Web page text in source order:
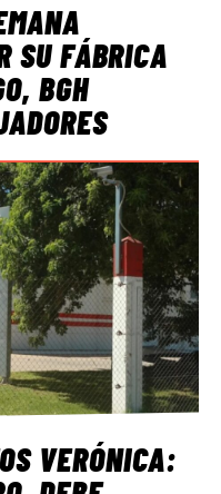
SU FÁBRICA
BGH
VERÓNICA: